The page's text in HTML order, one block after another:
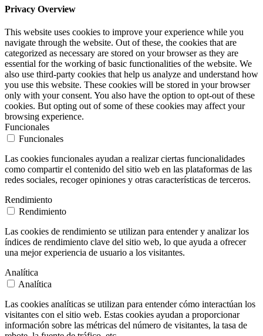
Privacy Overview
This website uses cookies to improve your experience while you
navigate through the website. Out of these, the cookies that are
categorized as necessary are stored on your browser as they are
essential for the working of basic functionalities of the website. We
also use third-party cookies that help us analyze and understand how
you use this website. These cookies will be stored in your browser
only with your consent. You also have the option to opt-out of these
cookies. But opting out of some of these cookies may affect your
browsing experience.
Funcionales
Funcionales
Las cookies funcionales ayudan a realizar ciertas funcionalidades
como compartir el contenido del sitio web en las plataformas de las
redes sociales, recoger opiniones y otras características de terceros.
Rendimiento
Rendimiento
Las cookies de rendimiento se utilizan para entender y analizar los
índices de rendimiento clave del sitio web, lo que ayuda a ofrecer
una mejor experiencia de usuario a los visitantes.
Analítica
Analítica
Las cookies analíticas se utilizan para entender cómo interactúan los
visitantes con el sitio web. Estas cookies ayudan a proporcionar
información sobre las métricas del número de visitantes, la tasa de